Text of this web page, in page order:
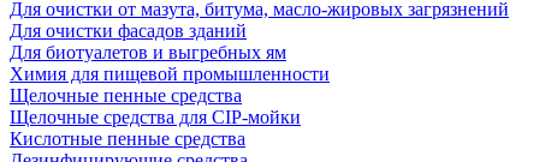
Для очистки от мазута, битума, масло-жировых загрязнений
Для очистки фасадов зданий
Для биотуалетов и выгребных ям
Химия для пищевой промышленности
Щелочные пенные средства
Щелочные средства для CIP-мойки
Кислотные пенные средства